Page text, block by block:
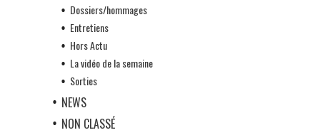
Dossiers/hommages
Entretiens
Hors Actu
La vidéo de la semaine
Sorties
NEWS
NON CLASSÉ